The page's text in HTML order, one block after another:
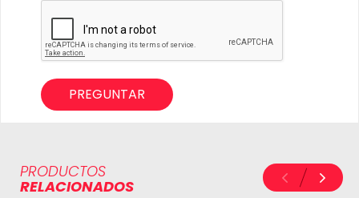
PREGUNTAR
PRODUCTOS
RELACIONADOS